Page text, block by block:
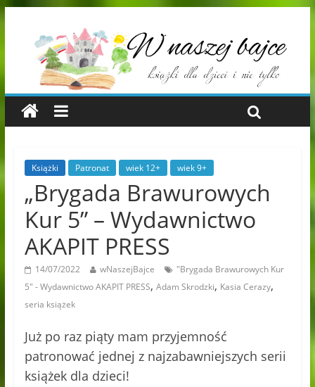
Książki Patronat wiek 12+ wiek 9+
„Brygada Brawurowych
Kur 5” – Wydawnictwo
AKAPIT PRESS
14/07/2022 wNaszejBajce
"Brygada Brawurowych Kur
5" - Wydawnictwo AKAPIT PRESS, Adam Skrodzki, Kasia Cerazy,
seria książek
Już po raz piąty mam przyjemność
patronować jednej z najzabawniejszych serii
książek dla dzieci!